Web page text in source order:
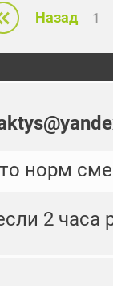
Назад 1
норм
2 часа